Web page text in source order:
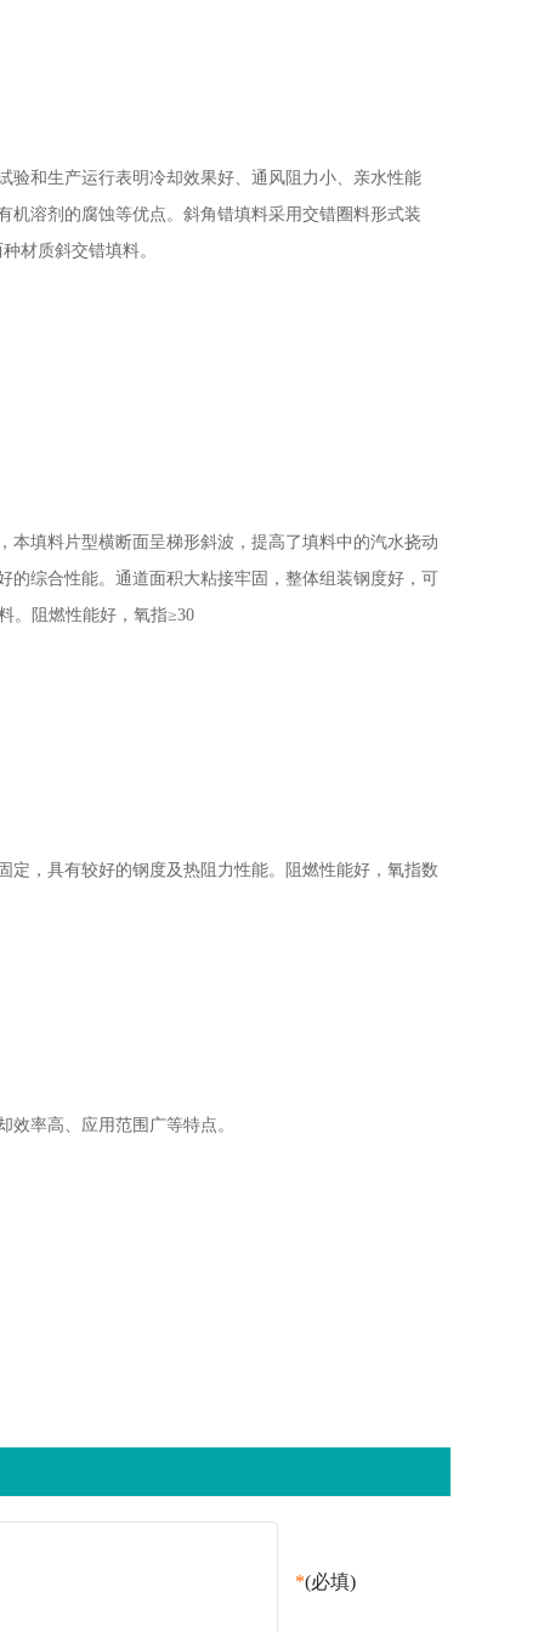
验和生产运行表明冷却效果好、通风阻力小、亲水性能
机溶剂的腐蚀等优点。斜角错填料采用交错圈料形式装
材质斜交错填料。
填料片型横断面呈梯形斜波，提高了填料中的汽水挠动
综合性能。通道面积大粘接牢固，整体组装钢度好，可
。阻燃性能好，氧指≥30
，具有较好的钢度及热阻力性能。阻燃性能好，氧指数
率高、应用范围广等特点。
*(必填)